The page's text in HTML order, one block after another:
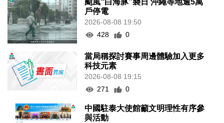
颱風“白海豚”襲日 沖繩等地逾5萬
戶停電
2026-08-08 19:50
428
0
當局稱探討賽事周邊體驗加入更多
科技元素
2026-08-08 19:15
271
0
中國駐泰大使館籲文明理性有序參
與活動